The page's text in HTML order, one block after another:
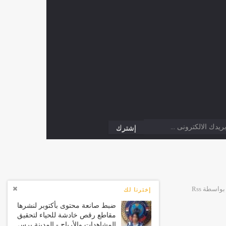
إخترنا لك
ضبط صانعة محتوى بأكتوبر لنشرها
مقاطع رقص خادشة للحياء لتحقيق